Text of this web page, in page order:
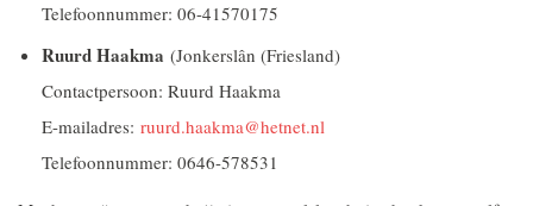
Telefoonnummer: 06-41570175
Ruurd Haakma (Jonkerslân (Friesland)
Contactpersoon: Ruurd Haakma
E-mailadres: ruurd.haakma@hetnet.nl
Telefoonnummer: 0646-578531